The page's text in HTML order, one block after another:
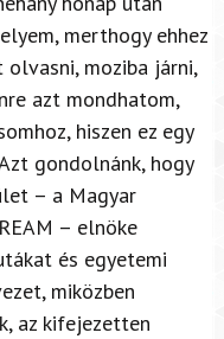
merthogy ehhez
olvasni, moziba járni,
azt mondhatom,
hiszen ez egy
gondolnánk, hogy
– a Magyar
– elnöke
és egyetemi
miközben
az kifejezetten